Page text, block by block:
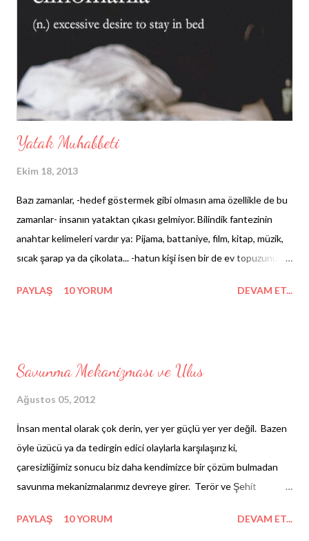
Yatak Muhabbeti
Ekim 18, 2013
Bazı zamanlar, -hedef göstermek gibi olmasın ama özellikle de bu
zamanlar- insanın yataktan çıkası gelmiyor. Bilindik fantezinin
anahtar kelimeleri vardır ya: Pijama, battaniye, film, kitap, müzik,
sıcak şarap ya da çikolata... -hatun kişi isen bir de ev topuzunu
yağarken yatağında. İşte, bu tembel halet-i ruhiyeni sürdürürsen
PAYLAŞ 10 YORUM DEVAM ET...
Savunma Mekanizması ve Ulus
Ağustos 05, 2012
İnsan mental olarak çok derin, yer yer güçlü yer yer değil. Bazen
öyle üzücü ya da tedirgin edici olaylarla karşılaşırız ki,
çaresizliğimiz sonucu biz daha kendimizce bir çözüm bulmadan
savunma mekanizmalarımız devreye girer. Terör ve Şehit
verilen şehitlerin üzüntüsü hayatımızda rutin bir hâl aldı. Eskisi
PAYLAŞ 10 YORUM DEVAM ET...